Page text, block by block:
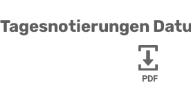
Tagesnotierungen
PDF